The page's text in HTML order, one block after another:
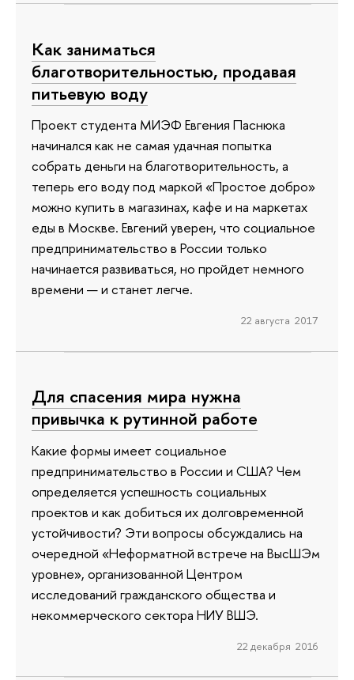
Как заниматься
благотворительностью, продавая
питьевую воду
Проект студента МИЭФ Евгения Паснюка
начинался как не самая удачная попытка
собрать деньги на благотворительность, а
теперь его воду под маркой «Простое добро»
можно купить в магазинах, кафе и на маркетах
еды в Москве. Евгений уверен, что социальное
предпринимательство в России только
начинается развиваться, но пройдет немного
времени — и станет легче.
22 августа 2017
Для спасения мира нужна
привычка к рутинной работе
Какие формы имеет социальное
предпринимательство в России и США? Чем
определяется успешность социальных
проектов и как добиться их долговременной
устойчивости? Эти вопросы обсуждались на
очередной «Неформатной встрече на ВысШЭм
уровне», организованной Центром
исследований гражданского общества и
некоммерческого сектора НИУ ВШЭ.
22 декабря 2016